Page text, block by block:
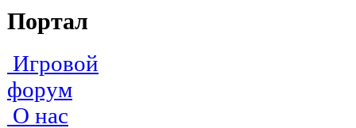
Портал
Игровой
форум
О нас